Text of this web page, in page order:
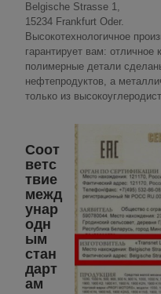
Belgische Strasse 1,
15234 Frankfurt Oder.
Высокотехнологичное
гарантирует вам: отличное
полимерные детали
нефтепродуктов, а
только из
Соот
ветс
твие
межд
унар
одн
ым
стан
дарт
ам